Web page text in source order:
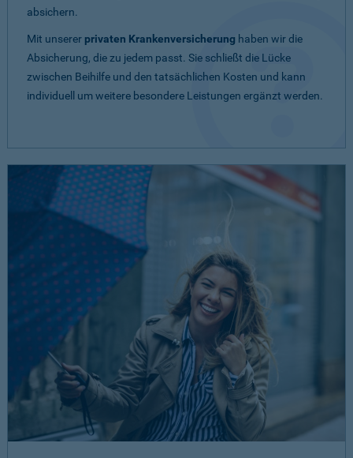
absichern.
Mit unserer privaten Krankenversicherung haben wir die
Absicherung, die zu jedem passt. Sie schließt die Lücke
zwischen Beihilfe und den tatsächlichen Kosten und kann
individuell um weitere besondere Leistungen ergänzt werden.